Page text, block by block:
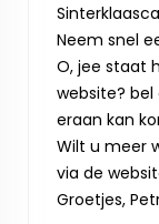
Neem snel
O, jee staat
website? bel
eraan kan
Wilt u meer
via de
Groetjes,